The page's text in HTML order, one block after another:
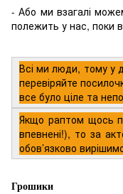
- Або ми взагалі
полежить у нас, поки
Всі ми люди, тому у
перевіряйте
все було ціле та
Якщо раптом щось
впевнені!), то за
обов’язково
Грошики